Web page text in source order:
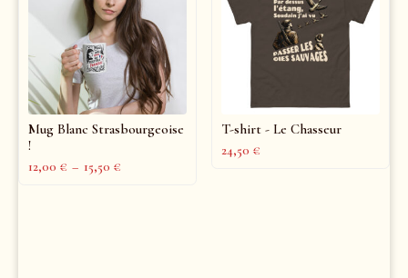
Mug Blanc Strasbourgeoise
!
12,00 € – 15,50 €
T-shirt - Le Chasseur
24,50 €